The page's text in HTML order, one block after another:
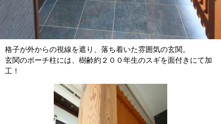
格子が外からの視線を遮り、落ち着いた雰囲気の玄関。
玄関のポーチ柱には、樹齢約２００年生のスギを面付きにて加
工！